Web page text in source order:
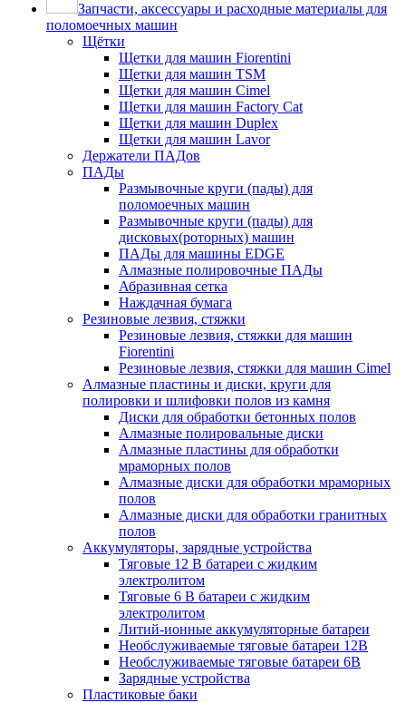
Запчасти, аксессуары и расходные материалы для
поломоечных машин
Щётки
Щетки для машин Fiorentini
Щетки для машин TSM
Щетки для машин Cimel
Щетки для машин Factory Cat
Щетки для машин Duplex
Щетки для машин Lavor
Держатели ПАДов
ПАДы
Размывочные круги (пады) для
поломоечных машин
Размывочные круги (пады) для
дисковых(роторных) машин
ПАДы для машины EDGE
Алмазные полировочные ПАДы
Абразивная сетка
Наждачная бумага
Резиновые лезвия, стяжки
Резиновые лезвия, стяжки для машин
Fiorentini
Резиновые лезвия, стяжки для машин Cimel
Алмазные пластины и диски, круги для
полировки и шлифовки полов из камня
Диски для обработки бетонных полов
Алмазные полировальные диски
Алмазные пластины для обработки
мраморных полов
Алмазные диски для обработки мраморных
полов
Алмазные диски для обработки гранитных
полов
Аккумуляторы, зарядные устройства
Тяговые 12 В батареи с жидким
электролитом
Тяговые 6 В батареи с жидким
электролитом
Литий-ионные аккумуляторные батареи
Необслуживаемые тяговые батареи 12В
Необслуживаемые тяговые батареи 6В
Зарядные устройства
Пластиковые баки